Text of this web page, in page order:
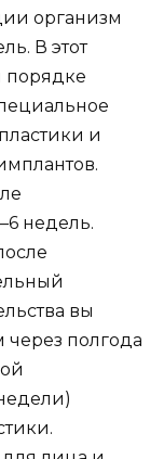
организм
В этот
порядке
и
недель.
вы
полгода